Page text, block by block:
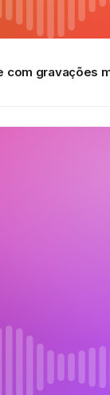
com gravações